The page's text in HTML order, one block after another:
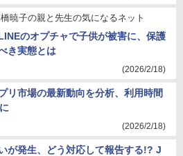
暁子の親と先生の気になるネット
のオプチャで子供が被害に、保護
き実態とは
(2026/2/18)
リ市場の最新動向を分析、利用時間
(2026/2/18)
が発生、どう対応して報告する!? J